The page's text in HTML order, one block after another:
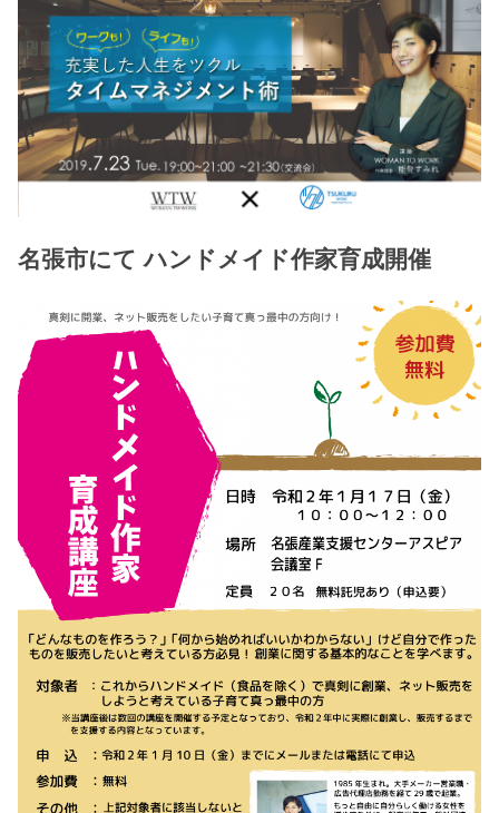
名張市にて ハンドメイド作家育成開催